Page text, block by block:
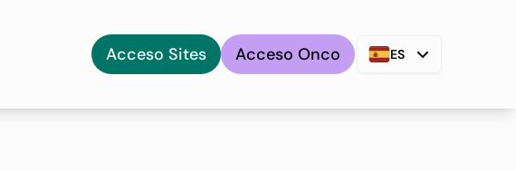
Acceso Sites Acceso Onco ES